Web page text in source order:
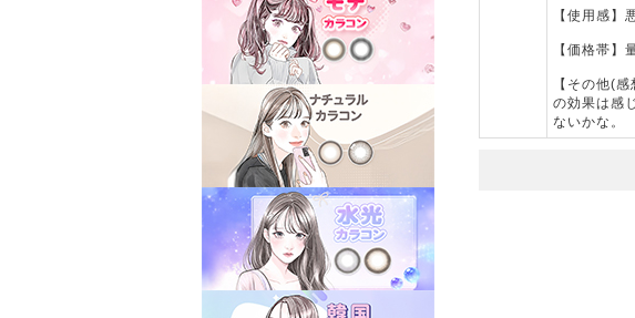
【使用感】
【価格帯】
【その他(
の効果は感
ないかな。